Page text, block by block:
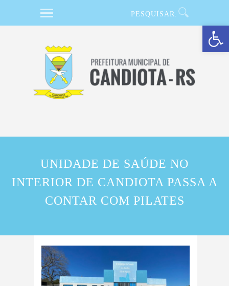
Barra de Ferramentas Aberta
UNIDADE DE SAÚDE NO
INTERIOR DE CANDIOTA PASSA A
CONTAR COM PILATES